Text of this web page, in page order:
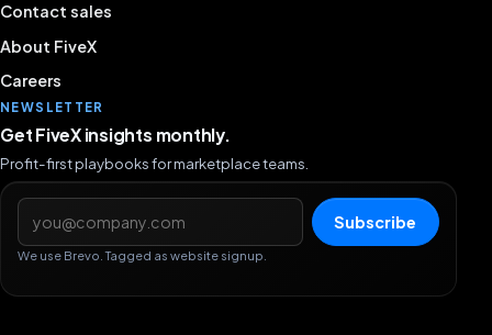
Contact sales
About FiveX
Careers
NEWSLETTER
Get FiveX insights monthly.
Profit-first playbooks for marketplace teams.
Email address
Subscribe
We use Brevo. Tagged as website signup.